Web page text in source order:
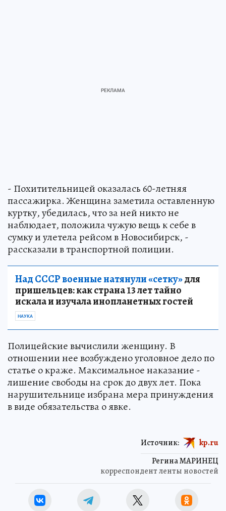
- Похитительницей оказалась 60-летняя
пассажирка. Женщина заметила оставленную
куртку, убедилась, что за ней никто не
наблюдает, положила чужую вещь к себе в
сумку и улетела рейсом в Новосибирск, -
рассказали в транспортной полиции.
Над СССР военные натянули «сетку»для
пришельцев: как страна 13 лет тайно
искала и изучала инопланетных гостей
НАУКА
Полицейские вычислили женщину. В
отношении нее возбуждено уголовное дело по
статье о краже. Максимальное наказание -
лишение свободы на срок до двух лет. Пока
нарушительнице избрана мера принуждения
в виде обязательства о явке.
Регина МАРИНЕЦ
корреспондент ленты новостей
Источник: kp.ru